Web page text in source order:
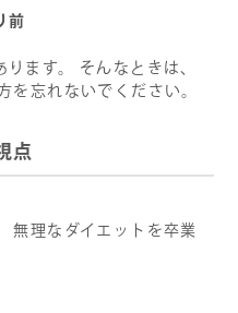
前
ます。 そんなときは、
を忘れないでください。
点
無理なダイエットを卒業